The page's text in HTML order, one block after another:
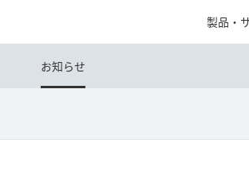
製品・
お知らせ